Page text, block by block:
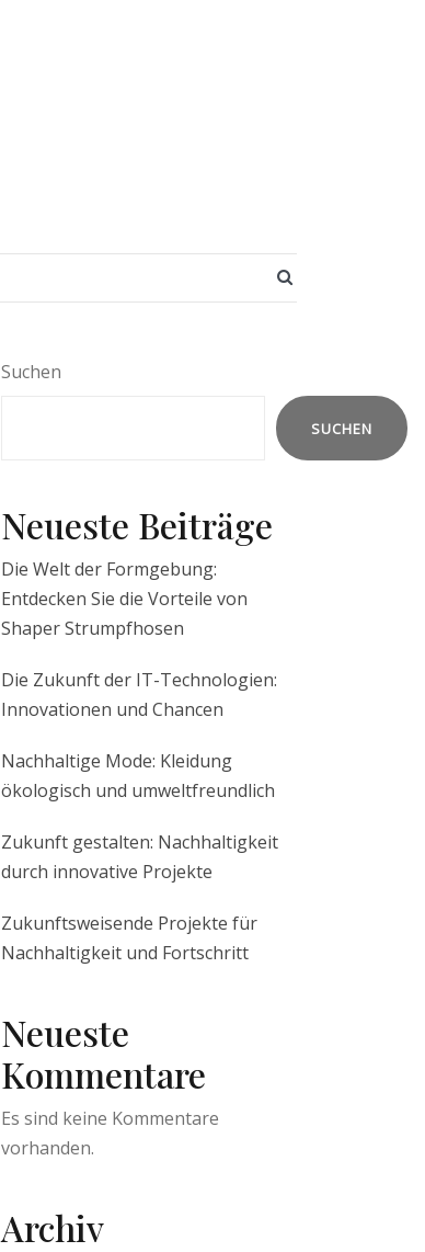
Suchen
SUCHEN
Neueste Beiträge
Die Welt der Formgebung:
Entdecken Sie die Vorteile von
Shaper Strumpfhosen
Die Zukunft der IT-Technologien:
Innovationen und Chancen
Nachhaltige Mode: Kleidung
ökologisch und umweltfreundlich
Zukunft gestalten: Nachhaltigkeit
durch innovative Projekte
Zukunftsweisende Projekte für
Nachhaltigkeit und Fortschritt
Neueste
Kommentare
Es sind keine Kommentare
vorhanden.
Archiv